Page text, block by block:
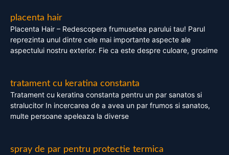
placenta hair
Placenta Hair – Redescopera frumusetea parului tau! Parul
reprezinta unul dintre cele mai importante aspecte ale
aspectului nostru exterior. Fie ca este despre culoare, grosime
tratament cu keratina constanta
Tratament cu keratina constanta pentru un par sanatos si
stralucitor In incercarea de a avea un par frumos si sanatos,
multe persoane apeleaza la diverse
spray de par pentru protectie termica